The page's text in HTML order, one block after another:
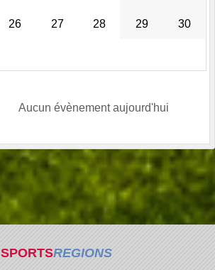
26 27 28 29 30
Aucun évènement aujourd'hui
SPORTSREGIONS